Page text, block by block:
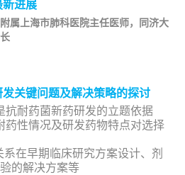
新进展
属上海市肺科医院主任医师，同济大
关键问题及解决策略的探讨
抗耐药菌新药研发的立题依据
药性情况及研发药物特点对选择
系在早期临床研究方案设计、剂
的解决方案等